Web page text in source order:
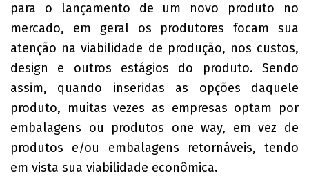
para o lançamento de um novo produto no
mercado, em geral os produtores focam sua
atenção na viabilidade de produção, nos custos,
design e outros estágios do produto. Sendo
assim, quando inseridas as opções daquele
produto, muitas vezes as empresas optam por
embalagens ou produtos one way, em vez de
produtos e/ou embalagens retornáveis, tendo
em vista sua viabilidade econômica.